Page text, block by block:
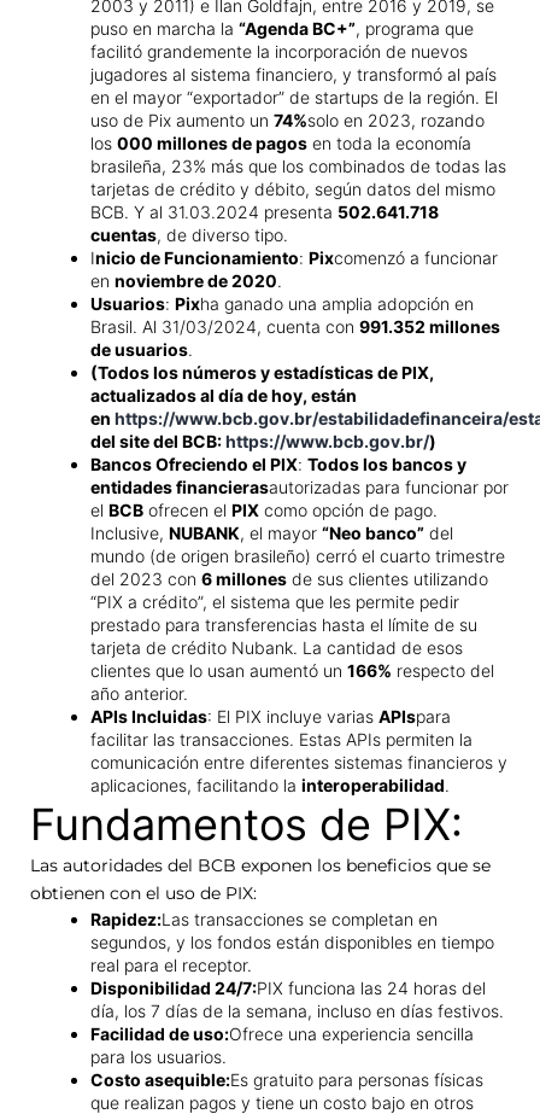
2003 y 2011) e Ilan Goldfajn, entre 2016 y 2019, se
puso en marcha la “Agenda BC+”, programa que
facilitó grandemente la incorporación de nuevos
jugadores al sistema financiero, y transformó al país
en el mayor “exportador” de startups de la región. El
uso de Pix aumento un 74%solo en 2023, rozando
los 000 millones de pagos en toda la economía
brasileña, 23% más que los combinados de todas las
tarjetas de crédito y débito, según datos del mismo
BCB. Y al 31.03.2024 presenta 502.641.718
cuentas, de diverso tipo.
Inicio de Funcionamiento: Pixcomenzó a funcionar
en noviembre de 2020.
Usuarios: Pixha ganado una amplia adopción en
Brasil. Al 31/03/2024, cuenta con 991.352 millones
de usuarios.
(Todos los números y estadísticas de PIX,
actualizados al día de hoy, están
en https://www.bcb.gov.br/estabilidadefinanceira/
del site del BCB:https://www.bcb.gov.br/)
Bancos Ofreciendo el PIX: Todos los bancos y
entidades financierasautorizadas para funcionar por
el BCB ofrecen el PIX como opción de pago.
Inclusive, NUBANK, el mayor “Neo banco” del
mundo (de origen brasileño) cerró el cuarto trimestre
del 2023 con 6 millones de sus clientes utilizando
“PIX a crédito”, el sistema que les permite pedir
prestado para transferencias hasta el límite de su
tarjeta de crédito Nubank. La cantidad de esos
clientes que lo usan aumentó un 166% respecto del
año anterior.
APIs Incluidas: El PIX incluye varias APIspara
facilitar las transacciones. Estas APIs permiten la
comunicación entre diferentes sistemas financieros y
aplicaciones, facilitando la interoperabilidad.
Fundamentos de PIX:
Las autoridades del BCB exponen los beneficios que se
obtienen con el uso de PIX:
Rapidez:Las transacciones se completan en
segundos, y los fondos están disponibles en tiempo
real para el receptor.
Disponibilidad 24/7:PIX funciona las 24 horas del
día, los 7 días de la semana, incluso en días festivos.
Facilidad de uso:Ofrece una experiencia sencilla
para los usuarios.
Costo asequible:Es gratuito para personas físicas
que realizan pagos y tiene un costo bajo en otros